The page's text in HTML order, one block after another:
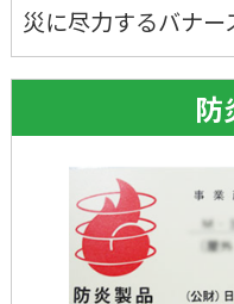
災に尽力するバナー
防